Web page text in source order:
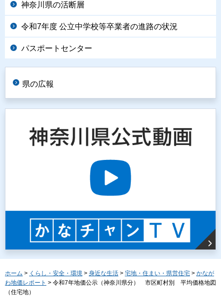
神奈川県の活断層
令和7年度 公立中学校等卒業者の進路の状況
パスポートセンター
県の広報
ホーム > くらし・安全・環境 > 身近な生活 > 宅地・住まい・県営住宅 > かなが
わ地価レポート > 令和7年地価公示（神奈川県分） 市区町村別 平均価格地図
（住宅地）